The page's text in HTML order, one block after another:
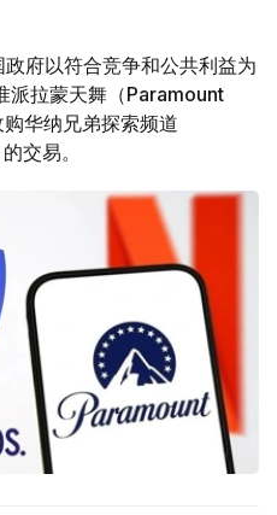
政府以符合竞争和公共利益为
派拉蒙天舞（Paramount
华纳兄弟探索频道
交易。